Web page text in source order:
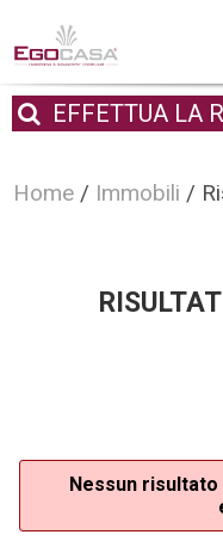
EFFETTUA LA
Home / Immobili /
Nessun